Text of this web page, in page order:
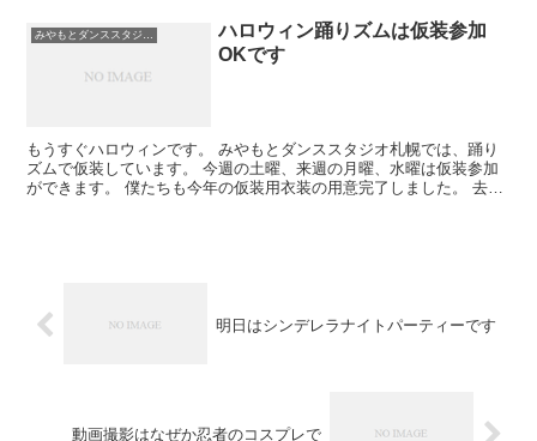
みやもとダンススタジオ札幌
ハロウィン踊りズムは仮装参加
OKです
もうすぐハロウィンです。 みやもとダンススタジオ札幌では、踊り
ズムで仮装しています。 今週の土曜、来週の月曜、水曜は仮装参加
ができます。 僕たちも今年の仮装用衣装の用意完了しました。 去年
明日はシンデレラナイトパーティーです
動画撮影はなぜか忍者のコスプレで